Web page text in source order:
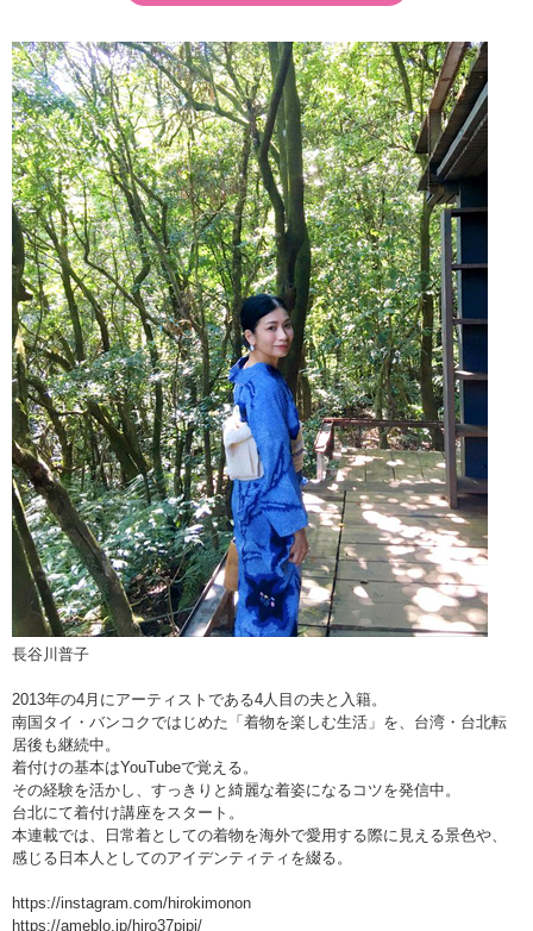
長谷川普子
2013年の4月にアーティストである4人目の夫と入籍。
南国タイ・バンコクではじめた「着物を楽しむ生活」を、台湾・台北転
居後も継続中。
着付けの基本はYouTubeで覚える。
その経験を活かし、すっきりと綺麗な着姿になるコツを発信中。
台北にて着付け講座をスタート。
本連載では、日常着としての着物を海外で愛用する際に見える景色や、
感じる日本人としてのアイデンティティを綴る。
https://instagram.com/hirokimonon
https://ameblo.jp/hiro37pipi/